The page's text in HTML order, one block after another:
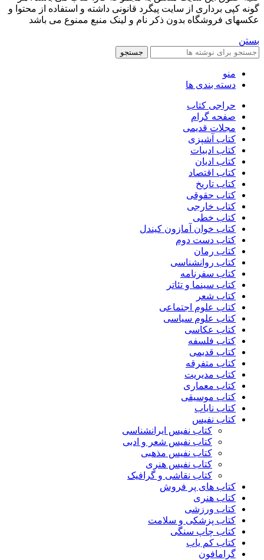
گونه کپی برداری از سایت پیگرد قانونی داشته و استفاده از محتوا و
عکسهای فروشگاه بدون ذکر نام و لینک منبع ممنوع می باشد
بستن
جستجو
منو
دسته بندی ها
حراجی کتاب
صفحه گرام
مجلات قدیمی
کتاب آشپزی
کتاب ادبیات
کتاب ادیان
کتاب اقتصاد
کتاب تاریخ
کتاب حقوقی
کتاب خارجی
کتاب خطی
کتاب خوان آمازون کیندل
کتاب دست دوم
کتاب رمان
کتاب روانشناسی
کتاب سفرنامه
کتاب سینما و تئاتر
کتاب شعر
کتاب علوم اجتماعی
کتاب علوم سیاسی
کتاب عکاسی
کتاب فلسفه
کتاب قدیمی
کتاب متفرقه
کتاب مدیریت
کتاب معماری
کتاب موسیقی
کتاب نایاب
کتاب نفیس
کتاب نفیس ایرانشناسی
کتاب نفیس شعر و ادبی
کتاب نفیس مذهبی
کتاب نفیس هنری
کتاب نقاشی و گرافیک
کتاب های پر فروش
کتاب هنری
کتاب ورزشی
کتاب پزشکی و سلامت
کتاب چاپ سنگی
کتاب کم یاب
گرامافون